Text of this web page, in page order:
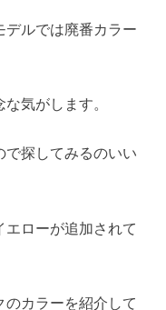
デルでは廃番カラー
気がします。
で探してみるのいい
ローが追加されて
カラーを紹介して